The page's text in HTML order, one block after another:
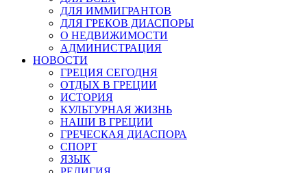
ДЛЯ ИММИГРАНТОВ
ДЛЯ ГРЕКОВ ДИАСПОРЫ
О НЕДВИЖИМОСТИ
АДМИНИСТРАЦИЯ
НОВОСТИ
ГРЕЦИЯ СЕГОДНЯ
ОТДЫХ В ГРЕЦИИ
ИСТОРИЯ
КУЛЬТУРНАЯ ЖИЗНЬ
НАШИ В ГРЕЦИИ
ГРЕЧЕСКАЯ ДИАСПОРА
СПОРТ
ЯЗЫК